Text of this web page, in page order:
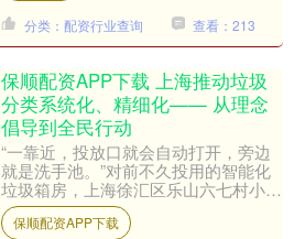
分类：配资行业查询 查看：213
保顺配资APP下载 上海推动垃圾
分类系统化、精细化—— 从理念
倡导到全民行动
“一靠近，投放口就会自动打开，旁边
就是洗手池。”对前不久投用的智能化
垃圾箱房，上海徐汇区乐山六七村小区
居民刘月梅连称方便。 在徐汇区城运
中心，垃圾分类综合监管平....
保顺配资APP下载